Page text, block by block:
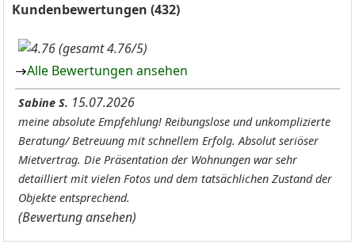
Kundenbewertungen (432)
(gesamt 4.76/5)
Alle Bewertungen ansehen
Sabine S. 15.07.2026
meine absolute Empfehlung! Reibungslose und unkomplizierte
Beratung/ Betreuung mit schnellem Erfolg. Absolut seriöser
Mietvertrag. Die Präsentation der Wohnungen war sehr
detailliert mit vielen Fotos und dem tatsächlichen Zustand der
Objekte entsprechend.
(Bewertung ansehen)